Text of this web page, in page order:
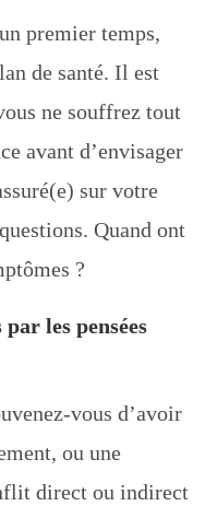
premier temps,
de santé. Il est
ne souffrez tout
avant d’envisager
sur votre
Quand ont
?
les pensées
vous d’avoir
ou une
direct ou indirect